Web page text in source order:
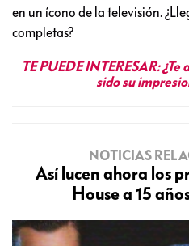
en un ícono de la televisión.
completas?
TE PUEDE INTERESAR:¿Te
sido su
NOTICIAS
Así lucen ahora los
House a 15